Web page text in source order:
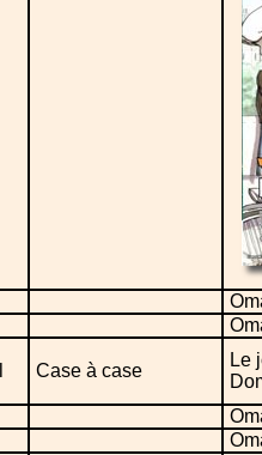
Case à case
Le